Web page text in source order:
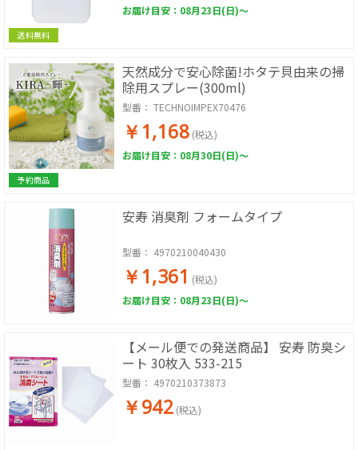
送料無料
お届け目安：08月23日(日)～
予約商品
天然成分で安心除菌!ホタテ貝由来の掃
除用スプレー(300ml)
型番： TECHNOIMPEX70476
￥1,168 (税込)
お届け目安：08月30日(日)～
安寿 消臭剤 フォームタイプ
型番： 4970210040430
￥1,361 (税込)
お届け目安：08月23日(日)～
【メール便での発送商品】 安寿 防臭シ
ート 30枚入 533-215
型番： 4970210373873
￥942 (税込)